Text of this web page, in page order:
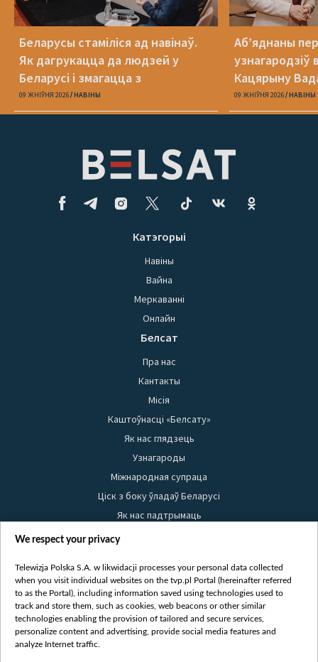
Беларусы стаміліся ад навінаў.
Як дагрукацца да людзей у
Беларусі і змагацца з
прапагандай?
09 ЖНІЎНЯ 2026 НАВІНЫ
Аб’яднаны
узнагародзіў
Кацярыну
асобаў
09 ЖНІЎНЯ 2026 НАВІНЫ
Катэгорыі
Навіны
Вайна
Меркаванні
Онлайн
Белсат
Пра нас
Кантакты
Місія
Каштоўнасці «Белсату»
Як нас глядзець
Узнагароды
Міжнародная супраца
Ціск з боку ўладаў Беларусі
Як нас падтрымаць
Правілы выкарыстання матэрыялаў
Бяспека
Youtube
Белсат news
Белсат Shorts
We respect your privacy
Telewizja Polska S.A. w likwidacji processes your personal data collected
when you visit individual websites on the tvp.pl Portal (hereinafter referred
to as the Portal), including information saved using technologies used to
track and store them, such as cookies, web beacons or other similar
technologies enabling the provision of tailored and secure services,
personalize content and advertising, provide social media features and
analyze Internet traffic.